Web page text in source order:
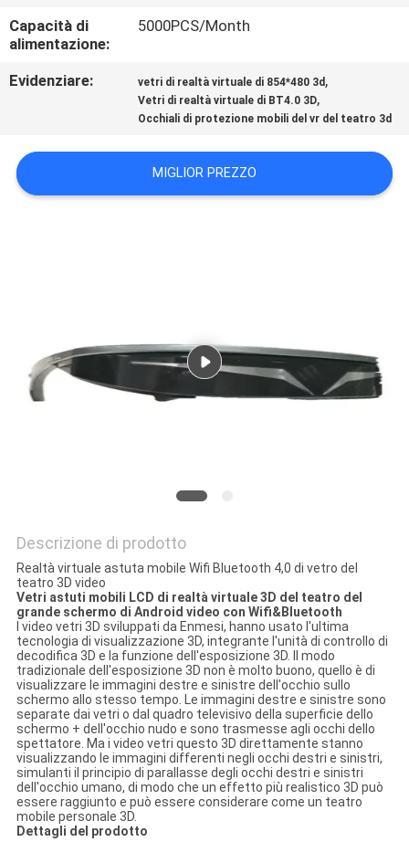
RICHIEDA
CITAZIONE
SHOPPING
ONLINE
POLITICA
SULLA
Capacità di
alimentazione:
5000PCS/Month
Evidenziare: vetri di realtà virtuale di 854*480 3d ,
Vetri di realtà virtuale di BT4.0 3D,
Occhiali di protezione mobili del vr del teatro 3d
MIGLIOR PREZZO
Descrizione di prodotto
Realtà virtuale astuta mobile Wifi Bluetooth 4,0 di vetro del
teatro 3D video
Vetri astuti mobili LCD di realtà virtuale 3D del teatro del
grande schermo di Android video con Wifi&Bluetooth
I video vetri 3D sviluppati da Enmesi, hanno usato l'ultima
tecnologia di visualizzazione 3D, integrante l'unità di controllo di
decodifica 3D e la funzione dell'esposizione 3D. Il modo
tradizionale dell'esposizione 3D non è molto buono, quello è di
visualizzare le immagini destre e sinistre dell'occhio sullo
schermo allo stesso tempo. Le immagini destre e sinistre sono
separate dai vetri o dal quadro televisivo della superficie dello
schermo + dell'occhio nudo e sono trasmesse agli occhi dello
spettatore. Ma i video vetri questo 3D direttamente stanno
visualizzando le immagini differenti negli occhi destri e sinistri,
simulanti il principio di parallasse degli occhi destri e sinistri
dell'occhio umano, di modo che un effetto più realistico 3D può
essere raggiunto e può essere considerare come un teatro
mobile personale 3D.
Dettagli del prodotto